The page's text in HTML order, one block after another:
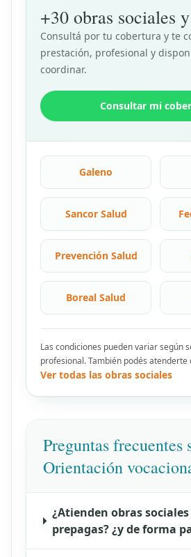
+30 obras sociales
Consultá por tu cobertura y te
prestación, profesional y
coordinar.
Consultar mi
Galeno
Sancor Salud
Prevención Salud
Boreal Salud
Las condiciones pueden variar según
profesional. También podés
Ver todas las obras sociales
Preguntas frecuentes
Orientación
¿Atienden obras sociales
prepagas? ¿y de forma